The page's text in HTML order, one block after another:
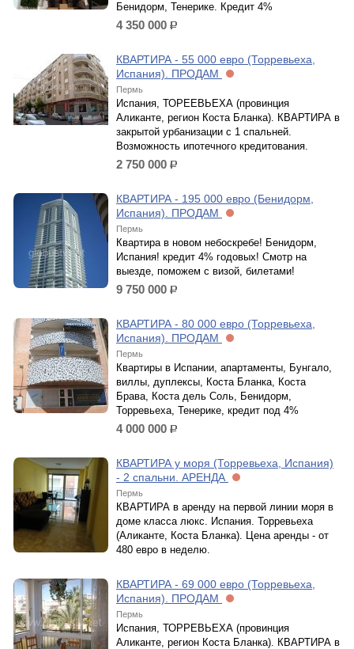
Бенидорм, Тенерике. Кредит 4%
4 350 000 р.
КВАРТИРА - 55 000 евро (Торревьеха,
Испания). ПРОДАМ
Пермь
Испания, ТОРЕЕВЬЕХА (провинция
Аликанте, регион Коста Бланка). КВАРТИРА в
закрытой урбанизации с 1 спальней.
Возможность ипотечного кредитования.
2 750 000 р.
КВАРТИРА - 195 000 евро (Бенидорм,
Испания). ПРОДАМ
Пермь
Квартира в новом небоскребе! Бенидорм,
Испания! кредит 4% годовых! Смотр на
выезде, поможем с визой, билетами!
9 750 000 р.
КВАРТИРА - 80 000 евро (Торревьеха,
Испания). ПРОДАМ
Пермь
Квартиры в Испании, апартаменты, Бунгало,
виллы, дуплексы, Коста Бланка, Коста
Брава, Коста дель Соль, Бенидорм,
Торревьеха, Тенерике, кредит под 4%
4 000 000 р.
КВАРТИРА у моря (Торревьеха, Испания)
- 2 спальни. АРЕНДА
Пермь
КВАРТИРА в аренду на первой линии моря в
доме класса люкс. Испания. Торревьеха
(Аликанте, Коста Бланка). Цена аренды - от
480 евро в неделю.
КВАРТИРА - 69 000 евро (Торревьеха,
Испания). ПРОДАМ
Пермь
Испания, ТОРРЕВЬЕХА (провинция
Аликанте, регион Коста Бланка). КВАРТИРА в